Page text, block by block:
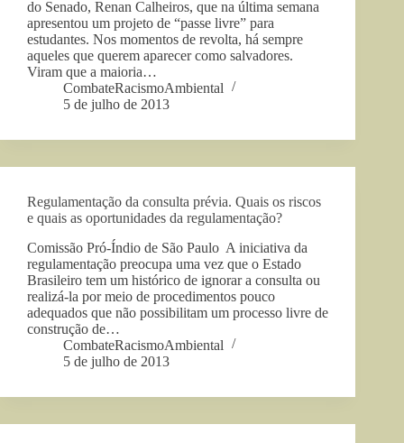
do Senado, Renan Calheiros, que na última semana
apresentou um projeto de “passe livre” para
estudantes. Nos momentos de revolta, há sempre
aqueles que querem aparecer como salvadores.
Viram que a maioria…
CombateRacismoAmbiental
5 de julho de 2013
Regulamentação da consulta prévia. Quais os riscos
e quais as oportunidades da regulamentação?
Comissão Pró-Índio de São Paulo A iniciativa da
regulamentação preocupa uma vez que o Estado
Brasileiro tem um histórico de ignorar a consulta ou
realizá-la por meio de procedimentos pouco
adequados que não possibilitam um processo livre de
construção de…
CombateRacismoAmbiental
5 de julho de 2013